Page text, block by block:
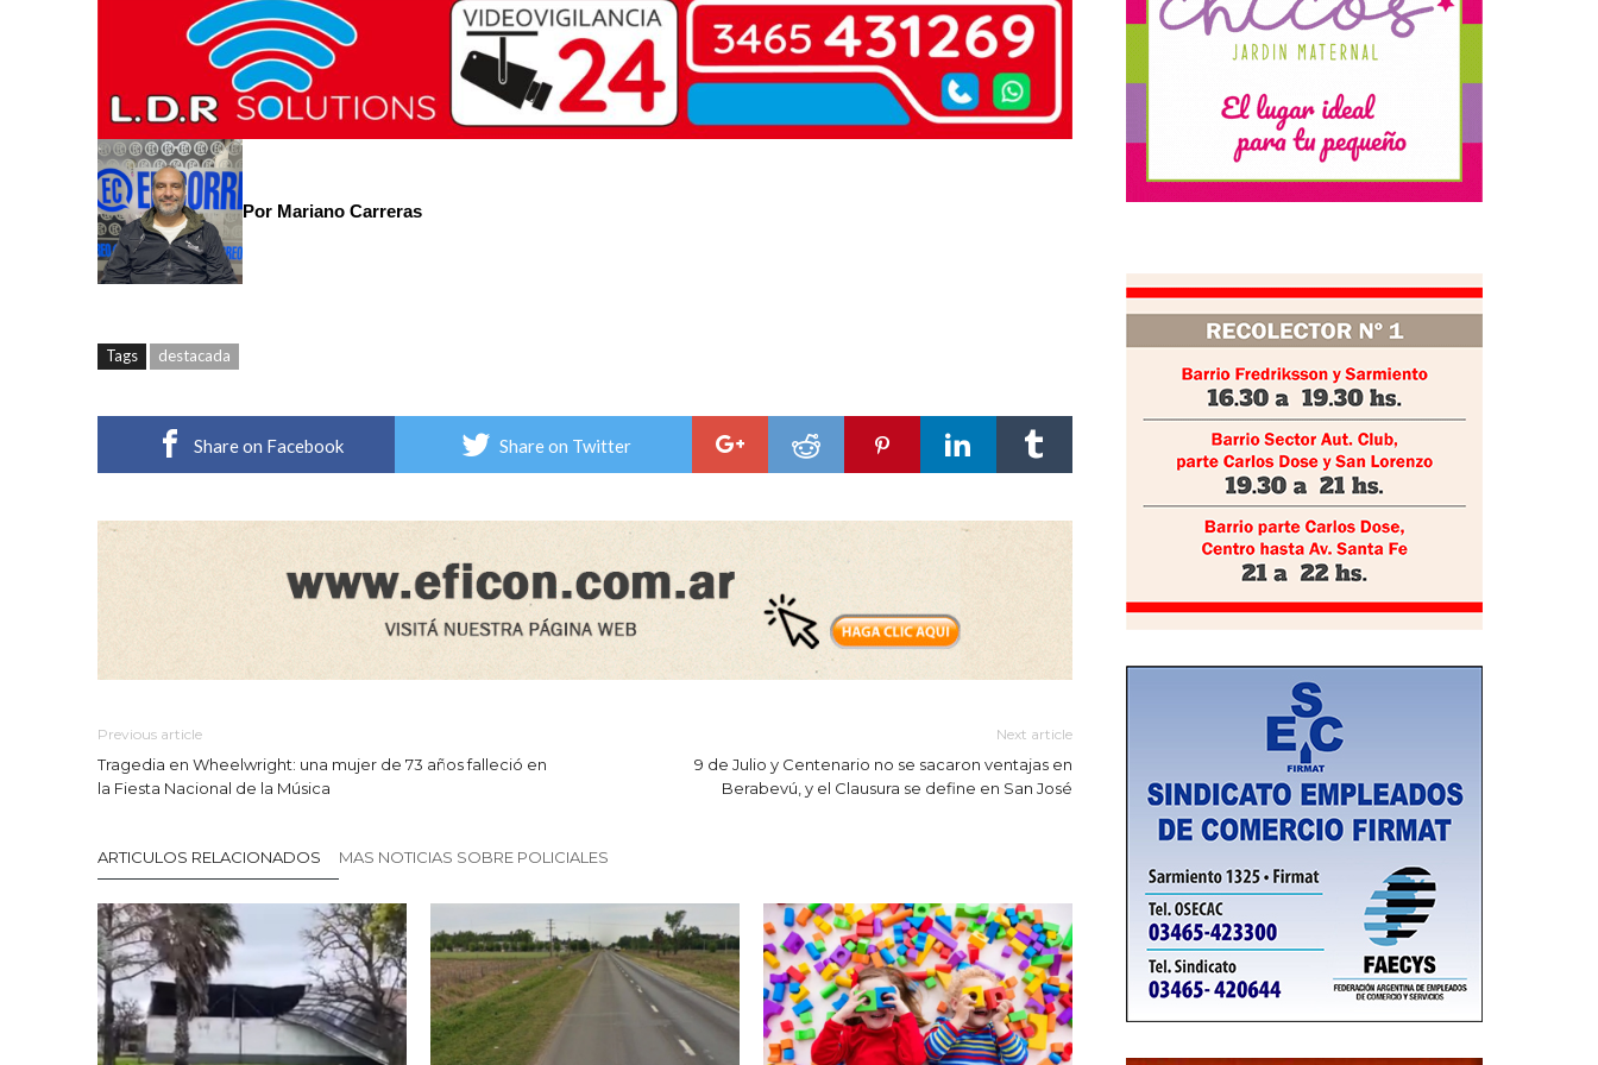
Por Mariano Carreras
Tags destacada
Share on Facebook Share on Twitter
Previous article
Tragedia en Wheelwright: una mujer de 73 años falleció en
la Fiesta Nacional de la Música
Next article
9 de Julio y Centenario no se sacaron ventajas en
Berabevú, y el Clausura se define en San José
ARTICULOS RELACIONADOS MAS NOTICIAS SOBRE POLICIALES